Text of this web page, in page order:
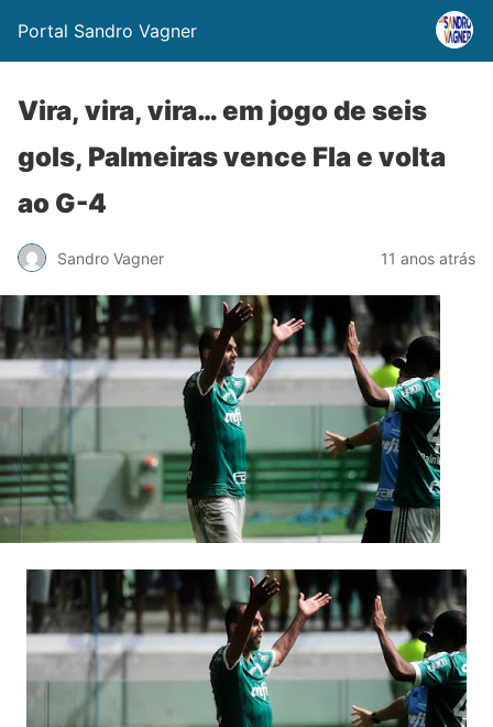
Portal Sandro Vagner
Vira, vira, vira… em jogo de seis
gols, Palmeiras vence Fla e volta
ao G-4
Sandro Vagner 11 anos atrás